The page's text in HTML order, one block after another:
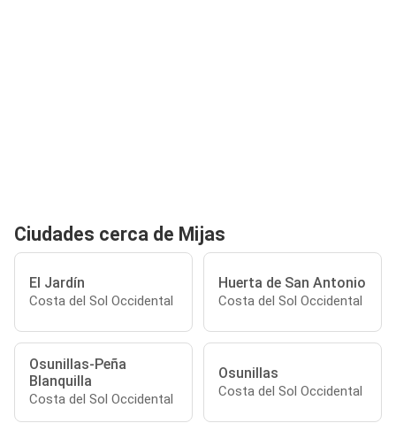
Ciudades cerca de Mijas
El Jardín
Costa del Sol Occidental
Huerta de San Antonio
Costa del Sol Occidental
Osunillas-Peña
Blanquilla
Costa del Sol Occidental
Osunillas
Costa del Sol Occidental